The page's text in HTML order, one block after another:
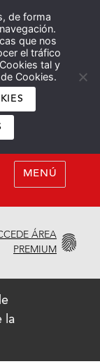
de forma
que nos
el tráfico
tal y
Cookies.
English
MENÚ
ÁREA
PREMIUM
la